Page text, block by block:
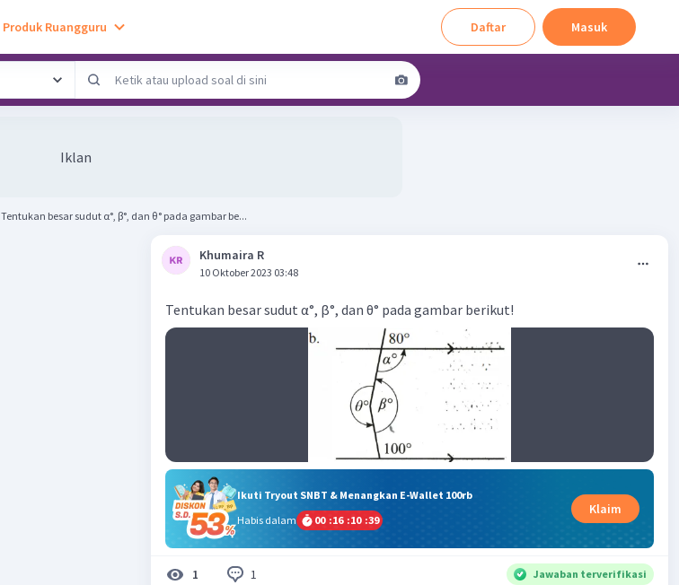
Produk Ruangguru Daftar Masuk
Iklan
Tentukan besar sudut α°, β°, dan θ° pada gambar be...
Khumaira R
10 Oktober 2023 03:48
Tentukan besar sudut α°, β°, dan θ° pada gambar berikut!
Ikuti Tryout SNBT & Menangkan E-Wallet 100rb
Habis dalam
00 :16 :10 :38
Klaim
1 1 Jawaban terverifikasi